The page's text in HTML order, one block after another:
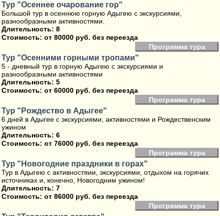
Тур "Осеннее очарование гор"
Большой тур в осеннюю горную Адыгею с экскурсиями,
разнообразными активностями.
Длительность: 8
Стоимость: от 80000 руб. без переезда
Программа тура
Тур "Осенними горными тропами"
5 - дневный тур в горную Адыгею с экскурсиями и
разнообразными активностями
Длительность: 5
Стоимость: от 60000 руб. без переезда
Программа тура
Тур "Рождество в Адыгее"
6 дней в Адыгее с экскурсиями, активностями и Рождественским
ужином
Длительность: 6
Стоимость: от 76000 руб. без переезда
Программа тура
Тур "Новогодние праздники в горах"
Тур в Адыгею с активностяии, экскурсиями, отдыхом на горячих
источниках и, конечно, Новогодним ужином!
Длительность: 7
Стоимость: от 86000 руб. без переезда
Программа тура